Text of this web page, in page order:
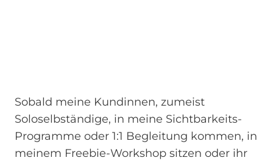
Sobald meine Kundinnen, zumeist
Soloselbständige, in meine Sichtbarkeits-
Programme oder 1:1 Begleitung kommen, in
meinem Freebie-Workshop sitzen oder ihr